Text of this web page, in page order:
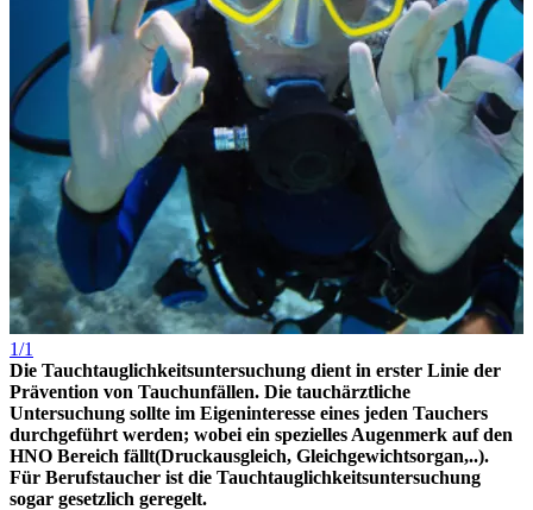
1/1
Die Tauchtauglichkeitsuntersuchung dient in erster Linie der
Prävention von Tauchunfällen. Die tauchärztliche
Untersuchung sollte im Eigeninteresse eines jeden Tauchers
durchgeführt werden; wobei ein spezielles Augenmerk auf den
HNO Bereich fällt(Druckausgleich, Gleichgewichtsorgan,..).
Für Berufstaucher ist die Tauchtauglichkeitsuntersuchung
sogar gesetzlich geregelt.